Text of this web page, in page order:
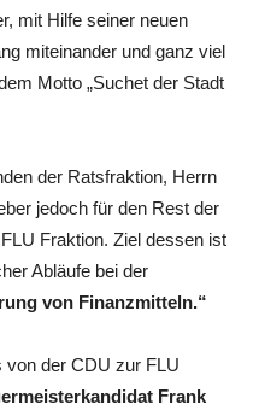
mit Hilfe seiner neuen
miteinander und ganz viel
Motto „Suchet der Stadt
der Ratsfraktion, Herrn
jedoch für den Rest der
Fraktion. Ziel dessen ist
Abläufe bei der
von Finanzmitteln.“
von der CDU zur FLU
Frank